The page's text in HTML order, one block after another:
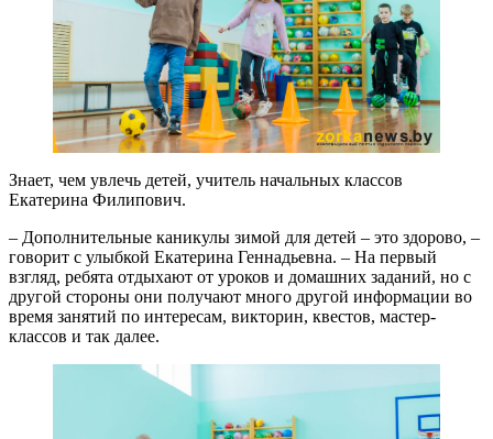
Знает, чем увлечь детей, учитель начальных классов
Екатерина Филипович.
– Дополнительные каникулы зимой для детей – это здорово, –
говорит с улыбкой Екатерина Геннадьевна. – На первый
взгляд, ребята отдыхают от уроков и домашних заданий, но с
другой стороны они получают много другой информации во
время занятий по интересам, викторин, квестов, мастер-
классов и так далее.